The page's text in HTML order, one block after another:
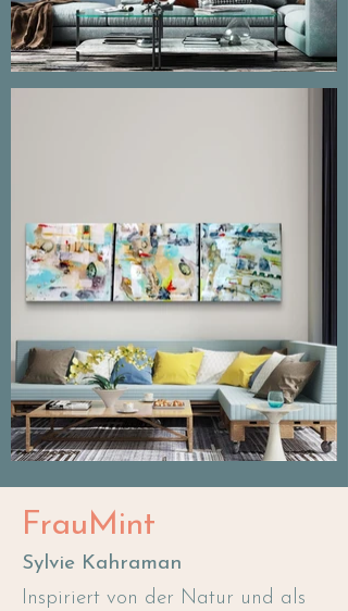
FrauMint
Sylvie Kahraman
Inspiriert von der Natur und als